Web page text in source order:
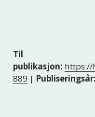
Til
publikasjon: https://
889 | Publiseringsår: